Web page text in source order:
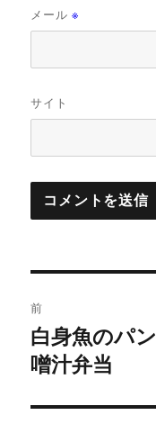
メール※
サイト
稿
ナ
ビ
前
前
の
稿:
白身魚のパ
噌汁弁当